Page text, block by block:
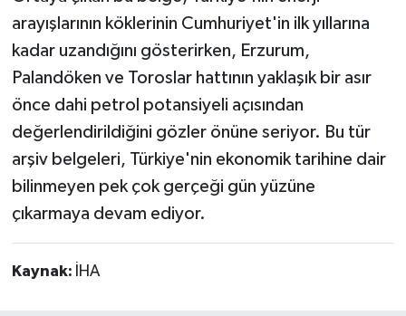
arayışlarının köklerinin Cumhuriyet'in ilk yıllarına
kadar uzandığını gösterirken, Erzurum,
Palandöken ve Toroslar hattının yaklaşık bir asır
önce dahi petrol potansiyeli açısından
değerlendirildiğini gözler önüne seriyor. Bu tür
arşiv belgeleri, Türkiye'nin ekonomik tarihine dair
bilinmeyen pek çok gerçeği gün yüzüne
çıkarmaya devam ediyor.
Kaynak: İHA